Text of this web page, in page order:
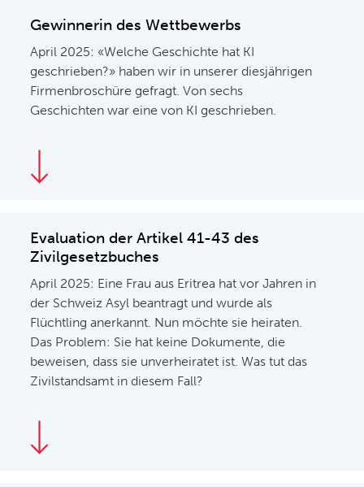
Gewinnerin des Wettbewerbs
April 2025: «Welche Geschichte hat KI
geschrieben?» haben wir in unserer diesjährigen
Firmenbroschüre gefragt. Von sechs
Geschichten war eine von KI geschrieben.
Evaluation der Artikel 41-43 des
Zivilgesetzbuches
April 2025: Eine Frau aus Eritrea hat vor Jahren in
der Schweiz Asyl beantragt und wurde als
Flüchtling anerkannt. Nun möchte sie heiraten.
Das Problem: Sie hat keine Dokumente, die
beweisen, dass sie unverheiratet ist. Was tut das
Zivilstandsamt in diesem Fall?